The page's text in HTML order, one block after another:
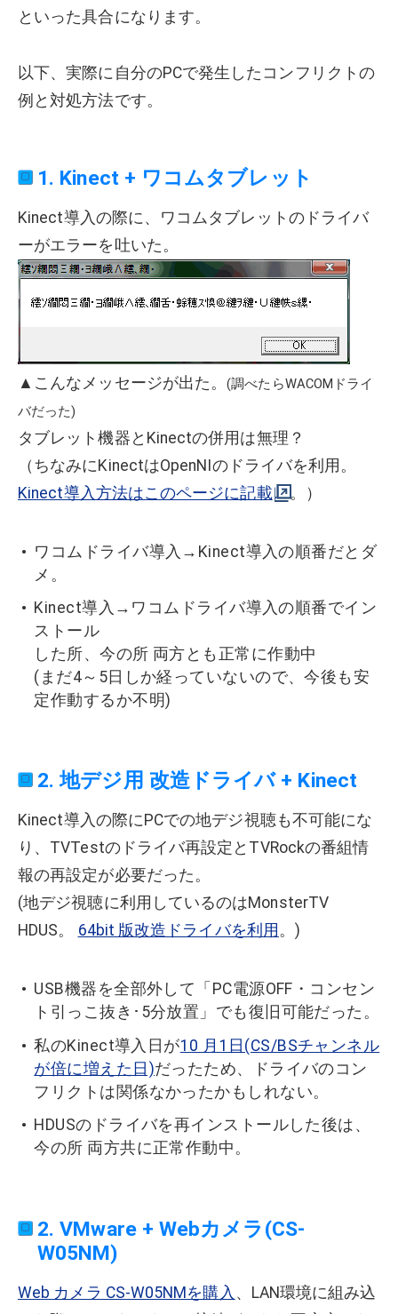
といった具合になります。
以下、実際に自分のPCで発生したコンフリクトの
例と対処方法です。
1. Kinect + ワコムタブレット
Kinect導入の際に、ワコムタブレットのドライバ
ーがエラーを吐いた。
▲こんなメッセージが出た。(調べたらWACOMドライ
バだった)
タブレット機器とKinectの併用は無理？
（ちなみにKinectはOpenNIのドライバを利用。
Kinect導入方法はこのページに記載
。）
ワコムドライバ導入→Kinect導入の順番だとダ
メ。
Kinect導入→ワコムドライバ導入の順番でイン
ストール
した所、今の所 両方とも正常に作動中
(まだ4～5日しか経っていないので、今後も安
定作動するか不明)
2. 地デジ用 改造ドライバ + Kinect
Kinect導入の際にPCでの地デジ視聴も不可能にな
り、TVTestのドライバ再設定とTVRockの番組情
報の再設定が必要だった。
(地デジ視聴に利用しているのはMonsterTV
HDUS。 64bit 版改造ドライバを利用 。)
USB機器を全部外して「PC電源OFF・コンセン
ト引っこ抜き･5分放置」でも復旧可能だった。
私のKinect導入日が10 月1日(CS/BSチャンネル
が倍に増えた日)だったため、ドライバのコン
フリクトは関係なかったかもしれない。
HDUSのドライバを再インストールした後は、
今の所 両方共に正常作動中。
2. VMware + Webカメラ(CS-
W05NM)
Web カメラ CS-W05NMを購入 、LAN環境に組み込